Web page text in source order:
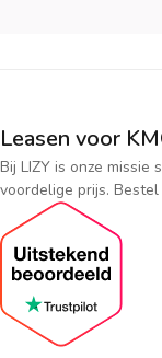
Leasen voor
Bij LIZY is onze
voordelige prijs.